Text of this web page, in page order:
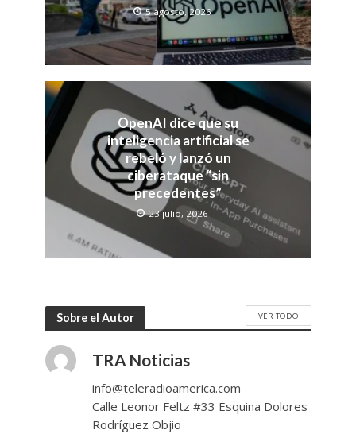
5 agosto, 2026
OpenAI dice que su
inteligencia artificial se
rebeló y lanzó un
ciberataque “sin
precedentes”
23 julio, 2026
Sobre el Autor VER TODO
TRA Noticias
info@teleradioamerica.com
Calle Leonor Feltz #33 Esquina Dolores
Rodríguez Objio